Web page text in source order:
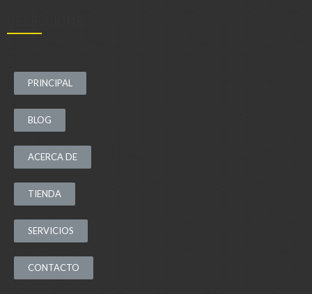
PRINCIPAL
BLOG
ACERCA DE
TIENDA
SERVICIOS
CONTACTO